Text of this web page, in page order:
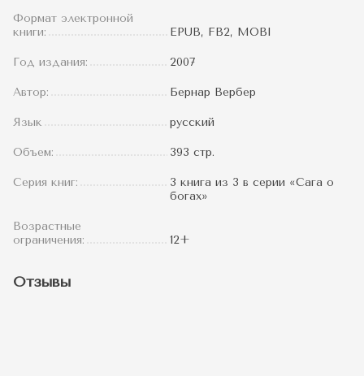
Формат электронной
книги:
EPUB, FB2, MOBI
Год издания: 2007
Автор: Бернар Вербер
Язык русский
Объем: 393 стр.
Серия книг:
3 книга из 3 в серии «Сага о
богах»
Возрастные
ограничения:
12+
Отзывы